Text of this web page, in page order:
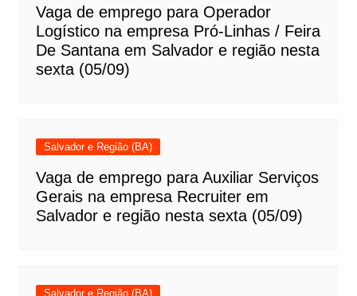
Vaga de emprego para Operador
Logístico na empresa Pró-Linhas / Feira
De Santana em Salvador e região nesta
sexta (05/09)
Salvador e Região (BA)
Vaga de emprego para Auxiliar Serviços
Gerais na empresa Recruiter em
Salvador e região nesta sexta (05/09)
Salvador e Região (BA)